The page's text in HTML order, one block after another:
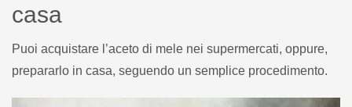
casa
Puoi acquistare l’aceto di mele nei supermercati, oppure,
prepararlo in casa, seguendo un semplice procedimento.